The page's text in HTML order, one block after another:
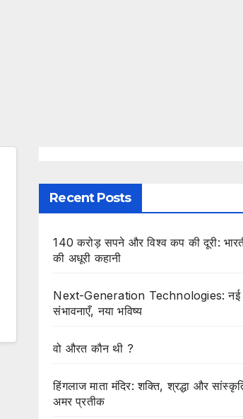
Recent Posts
140 करोड़ सपने और विश्व कप की दूरी:
की अधूरी कहानी
Next-Generation Technologies: नई
संभावनाएँ, नया भविष्य
वो औरत कौन थी ?
हिंगलाज माता मंदिर: शक्ति, श्रद्धा और
अमर प्रतीक